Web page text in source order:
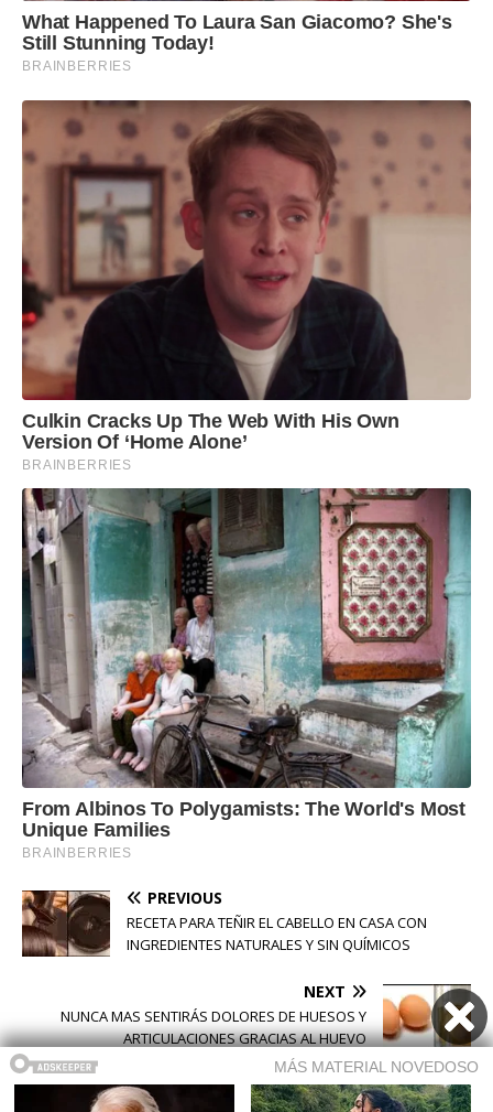
PREVIOUS
RECETA PARA TEÑIR EL CABELLO EN CASA CON
INGREDIENTES NATURALES Y SIN QUÍMICOS
NEXT
NUNCA MAS SENTIRÁS DOLORES DE HUESOS Y
ARTICULACIONES GRACIAS AL HUEVO